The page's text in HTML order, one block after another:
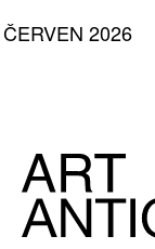
ČERVEN 2026